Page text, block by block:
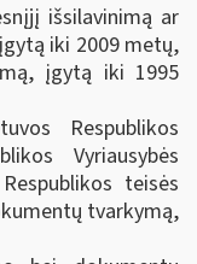
išsilavinimą ar
iki 2009 metų,
įgytą iki 1995
Respublikos
Vyriausybės
teisės
tvarkymą,